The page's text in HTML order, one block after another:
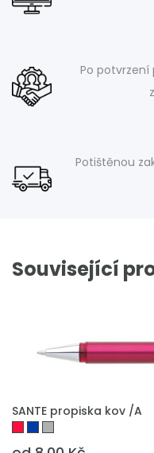
Po
Potištěnou
Související
PŘIDAT DO POPTÁVKY
SANTE propiska kov /A